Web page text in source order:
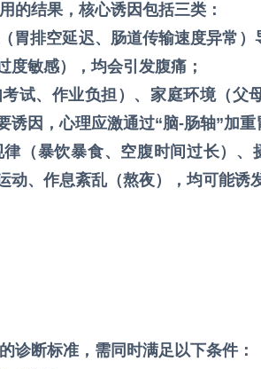
的结果，核心诱因包括三类：
胃排空延迟、肠道传输速度异常
度敏感），均会引发腹痛；
试、作业负担）、家庭环境（父
诱因，心理应激通过“脑-肠轴”加
（暴饮暴食、空腹时间过长）
动、作息紊乱（熬夜），均可能诱
诊断标准，需同时满足以下条件：